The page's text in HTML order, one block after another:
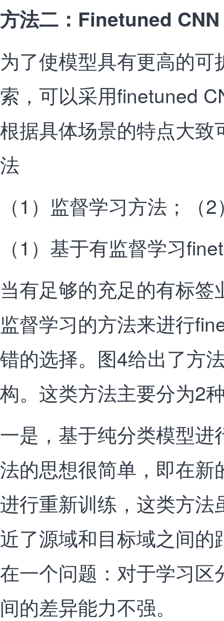
方法二：Finetuned
为了使模型具有更高的
索，可以采用finetuned
根据具体场景的特点大致
法
（1）监督学习方法；（
（1）基于有监督学习
当有足够的充足的有标
监督学习的方法来进行
错的选择。图4给出了方
构。这类方法主要分为2
一是，基于纯分类模型
法的思想很简单，即在新
进行重新训练，这类方法
近了源域和目标域之间
在一个问题：对于学习区
间的差异能力不强。